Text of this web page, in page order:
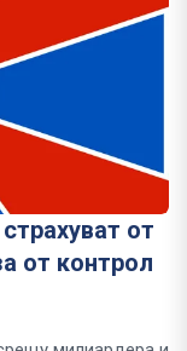
от
от контрол